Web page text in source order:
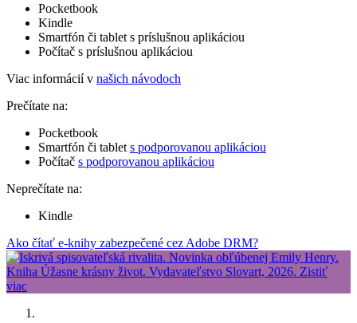
Pocketbook
Kindle
Smartfón či tablet s príslušnou aplikáciou
Počítač s príslušnou aplikáciou
Viac informácií v našich návodoch
Prečítate na:
Pocketbook
Smartfón či tablet s podporovanou aplikáciou
Počítač s podporovanou aplikáciou
Neprečítate na:
Kindle
Ako čítať e-knihy zabezpečené cez Adobe DRM?